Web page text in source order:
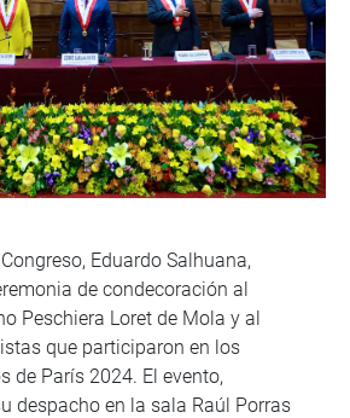
Eduardo Salhuana,
de condecoración al
Peschiera Loret de Mola y al
que participaron en los
de París 2024. El evento,
despacho en la sala Raúl Porras